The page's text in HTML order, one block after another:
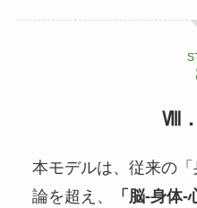
Ⅷ
本モデルは、従来の
論を超え、
「脳‐身体